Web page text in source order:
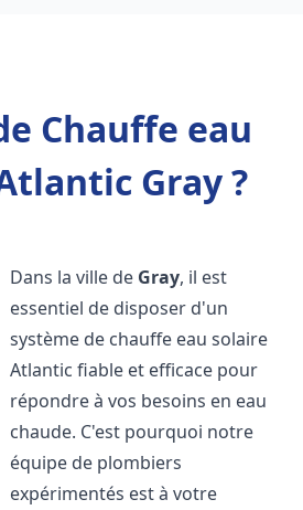
Chauffe eau
Gray ?
Dans la ville de Gray, il est
essentiel de disposer d'un
système de chauffe eau solaire
Atlantic fiable et efficace pour
répondre à vos besoins en eau
chaude. C'est pourquoi notre
équipe de plombiers
expérimentés est à votre